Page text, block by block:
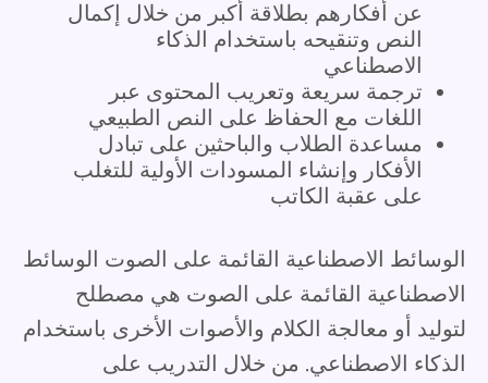
عن أفكارهم بطلاقة أكبر من خلال إكمال
النص وتنقيحه باستخدام الذكاء
الاصطناعي
ترجمة سريعة وتعريب المحتوى عبر
اللغات مع الحفاظ على النص الطبيعي
مساعدة الطلاب والباحثين على تبادل
الأفكار وإنشاء المسودات الأولية للتغلب
على عقبة الكاتب
الوسائط الاصطناعية القائمة على الصوت الوسائط
الاصطناعية القائمة على الصوت هي مصطلح
لتوليد أو معالجة الكلام والأصوات الأخرى باستخدام
الذكاء الاصطناعي. من خلال التدريب على